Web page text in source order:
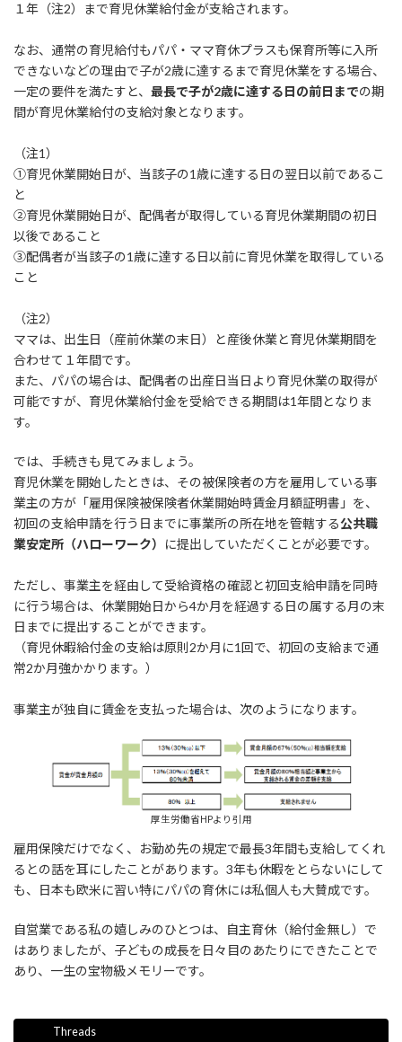
１年（注2）まで育児休業給付金が支給されます。
なお、通常の育児給付もパパ・ママ育休プラスも保育所等に入所
できないなどの理由で子が2歳に達するまで育児休業をする場合、
一定の要件を満たすと、 最長で子が2歳に達する日の前日までの期
間が育児休業給付の支給対象となります。
（注1）
①育児休業開始日が、当該子の1歳に達する日の翌日以前であるこ
と
②育児休業開始日が、配偶者が取得している育児休業期間の初日
以後であること
③配偶者が当該子の1歳に達する日以前に育児休業を取得している
こと
（注2）
ママは、出生日（産前休業の末日）と産後休業と育児休業期間を
合わせて１年間です。
また、パパの場合は、配偶者の出産日当日より育児休業の取得が
可能ですが、育児休業給付金を受給できる期間は1年間となりま
す。
では、手続きも見てみましょう。
育児休業を開始したときは、その被保険者の方を雇用している事
業主の方が「雇用保険被保険者休業開始時賃金月額証明書」を、
初回の支給申請を行う日までに事業所の所在地を管轄する公共職
業安定所（ハローワーク）
に提出していただくことが必要です。
ただし、事業主を経由して受給資格の確認と初回支給申請を同時
に行う場合は、休業開始日から4か月を経過する日の属する月の末
日までに提出することができます。
（育児休暇給付金の支給は原則2か月に1回で、初回の支給まで通
常2か月強かかります。）
事業主が独自に賃金を支払った場合は、次のようになります。
厚生労働省HPより引用
雇用保険だけでなく、お勤め先の規定で最長3年間も支給してくれ
るとの話を耳にしたことがあります。3年も休暇をとらないにして
も、日本も欧米に習い特にパパの育休には私個人も大賛成です。
自営業である私の嬉しみのひとつは、自主育休（給付金無し）で
はありましたが、子どもの成長を日々目のあたりにできたことで
あり、一生の宝物級メモリーです。
Threads